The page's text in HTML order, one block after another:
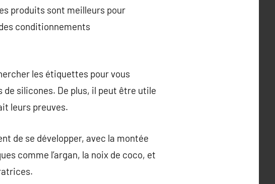
produits sont meilleurs pour
conditionnements
les étiquettes pour vous
silicones. De plus, il peut être utile
leurs preuves.
de se développer, avec la montée
comme l’argan, la noix de coco, et